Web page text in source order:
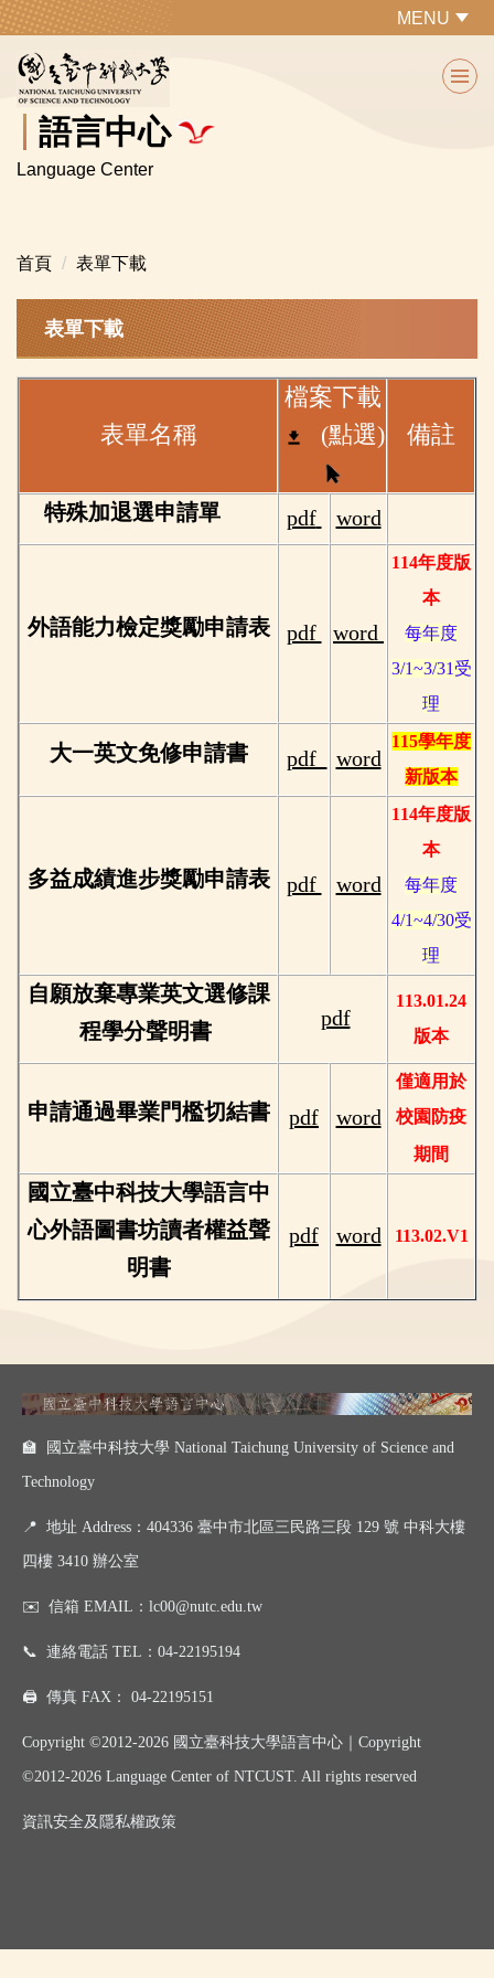
跳
主
要
容
區
語言中心
Language Center
MENU
首頁 表單下載
表單下載
表單名稱
檔案下載
(點選)
備註
特殊加退選申請單 pdf word
外語能力檢定獎勵申請表 pdf word
114年度版
本
每年度
3/1~3/31受
理
大一英文免修申請書 pdf word
115學年度
新版本
多益成績進步獎勵申請表 pdf word
114年度版
本
每年度
4/1~4/30受
理
自願放棄專業英文選修課
程學分聲明書
pdf
113.01.24
版本
申請通過畢業門檻切結書 pdf word
僅適用於
校園防疫
期間
國立臺中科技大學語言中
心外語圖書坊讀者權益聲
明書
pdf word 113.02.V1
🏫 國立臺中科技大學 National Taichung University of Science and
Technology
📍 地址 Address：404336 臺中市北區三民路三段 129 號 中科大樓
四樓 3410 辦公室
✉️ 信箱 EMAIL： lc00@nutc.edu.tw
📞 連絡電話 TEL： 04-22195194
🖨️ 傳真 FAX： 04-22195151
Copyright ©2012-2026 國立臺科技大學語言中心｜ Copyright
©2012-2026 Language Center of NTCUST. All rights reserved
資訊安全及 隱私權政策